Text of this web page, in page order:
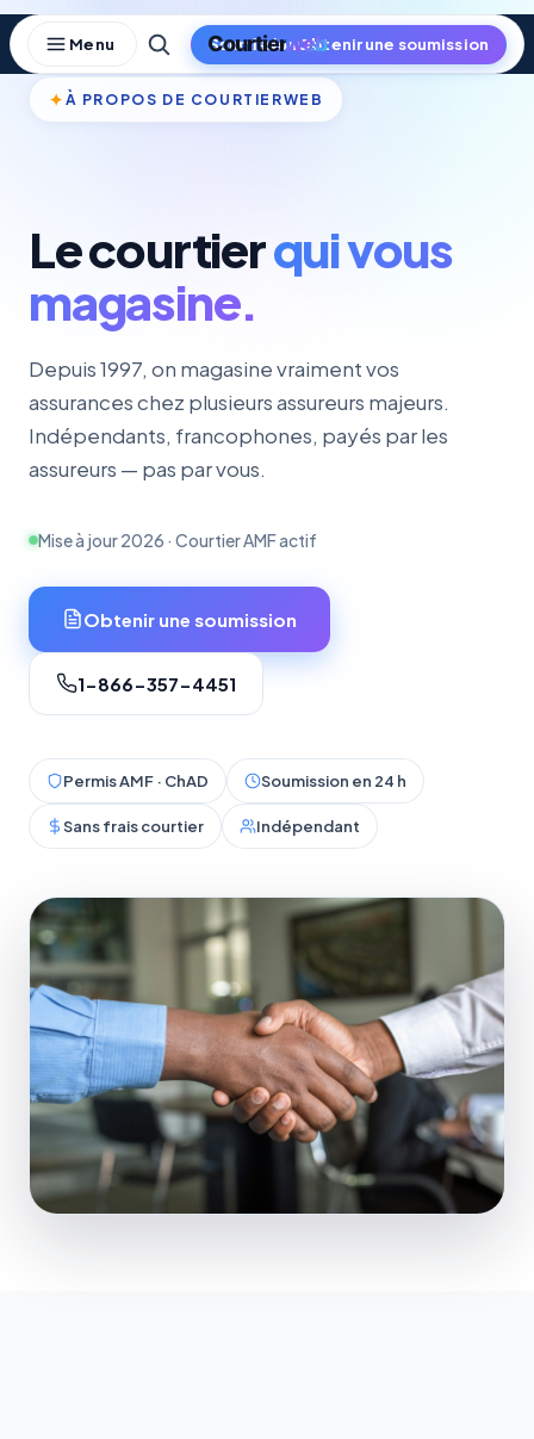
Skip
to
content
Obtenir une soumission
✦ À PROPOS DE COURTIERWEB
Le courtierqui vous
magasine.
Depuis 1997, on magasine vraiment vos
assurances chez plusieurs assureurs majeurs.
Indépendants, francophones, payés par les
assureurs — pas par vous.
Mise à jour 2026 · Courtier AMF actif
Obtenir une soumission
1-866-357-4451
Permis AMF · ChAD Soumission en 24 h
Sans frais courtier Indépendant